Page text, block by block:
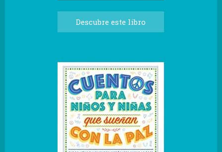
Descubre este libro